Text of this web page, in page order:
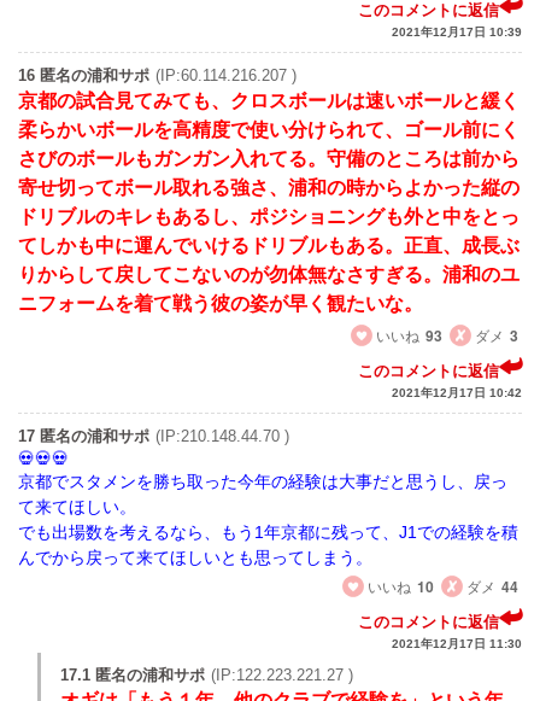
このコメントに返信
2021年12月17日 10:39
16 匿名の浦和サポ (IP:60.114.216.207 )
京都の試合見てみても、クロスボールは速いボールと緩く
柔らかいボールを高精度で使い分けられて、ゴール前にく
さびのボールもガンガン入れてる。守備のところは前から
寄せ切ってボール取れる強さ、浦和の時からよかった縦の
ドリブルのキレもあるし、ポジショニングも外と中をとっ
てしかも中に運んでいけるドリブルもある。正直、成長ぶ
りからして戻してこないのが勿体無なさすぎる。浦和のユ
ニフォームを着て戦う彼の姿が早く観たいな。
いいね 93 ダメ 3
このコメントに返信
2021年12月17日 10:42
17 匿名の浦和サポ (IP:210.148.44.70 )
京都でスタメンを勝ち取った今年の経験は大事だと思うし、戻っ
て来てほしい。
でも出場数を考えるなら、もう1年京都に残って、J1での経験を積
んでから戻って来てほしいとも思ってしまう。
いいね 10 ダメ 44
このコメントに返信
2021年12月17日 11:30
17.1 匿名の浦和サポ (IP:122.223.221.27 )